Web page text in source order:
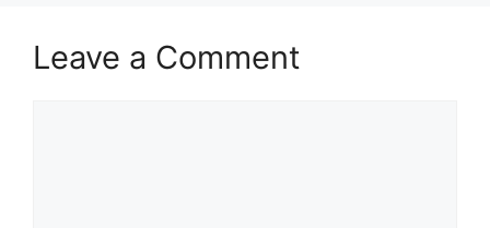
Leave a Comment